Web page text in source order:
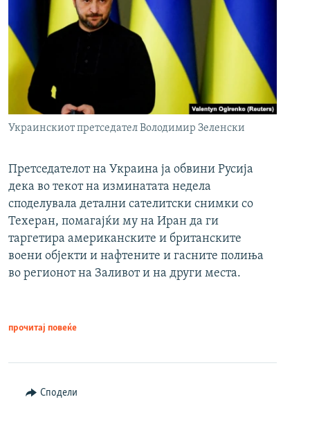
Украинскиот претседател Володимир Зеленски
Претседателот на Украина ја обвини Русија
дека во текот на изминатата недела
споделувала детални сателитски снимки со
Техеран, помагајќи му на Иран да ги
таргетира американските и британските
воени објекти и нафтените и гасните полиња
во регионот на Заливот и на други места.
прочитај повеќе
Сподели